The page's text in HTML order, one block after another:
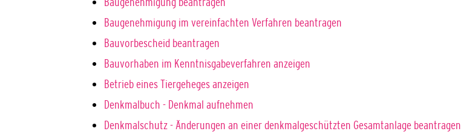
Baugenehmigung im vereinfachten Verfahren beantragen
Bauvorbescheid beantragen
Bauvorhaben im Kenntnisgabeverfahren anzeigen
Betrieb eines Tiergeheges anzeigen
Denkmalbuch - Denkmal aufnehmen
Denkmalschutz - Änderungen an einer denkmalgeschützten Gesamtanlage beantragen